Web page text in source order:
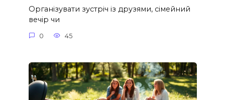
Організувати зустріч із друзями, сімейний
вечір чи
0 45